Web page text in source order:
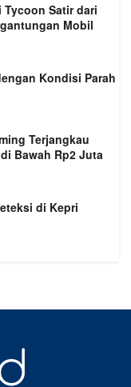
Tycoon Satir dari
Mobil
Kondisi Parah
Terjangkau
Bawah Rp2 Juta
di Kepri